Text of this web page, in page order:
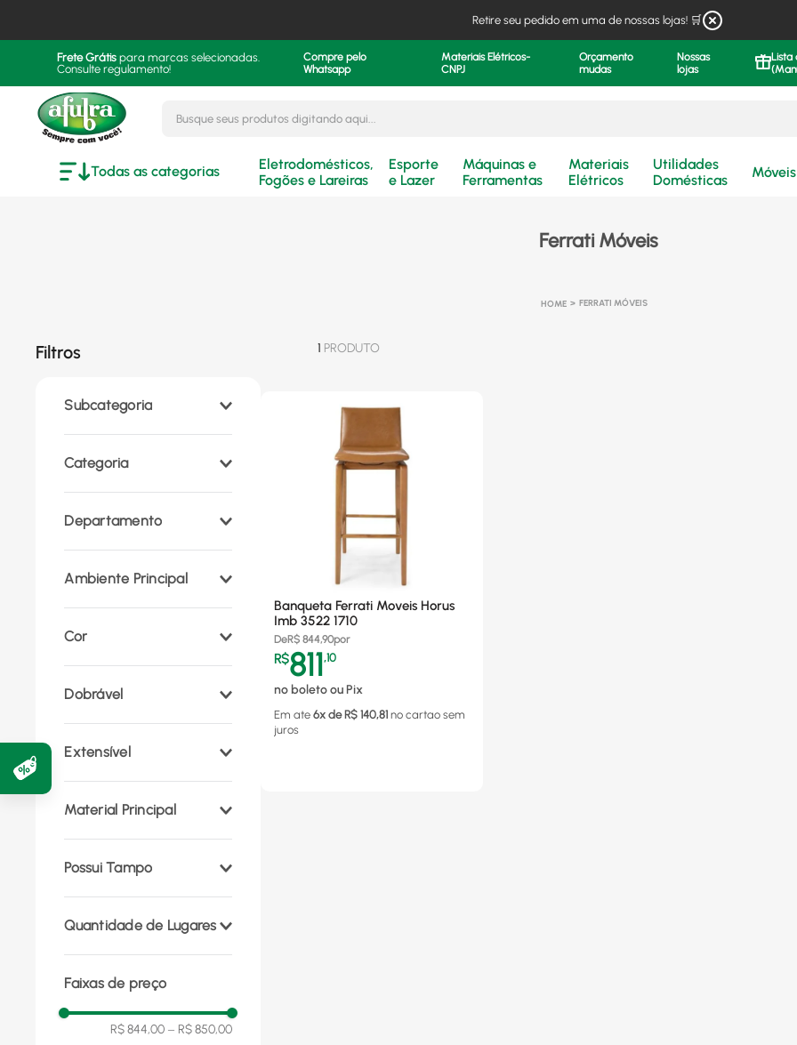
Retire seu pedido em uma de nossas lojas! 🛒
Frete Grátis para marcas selecionadas.
Consulte regulamento!
Compre pelo
Whatsapp
Materiais Elétricos-
CNPJ
Orçamento
mudas
Nossas
lojas
Lista
Todas as categorias
Eletrodomésticos,
Fogões e Lareiras
Esporte
e Lazer
Máquinas e
Ferramentas
Materiais
Elétricos
Utilidades
Domésticas
Móveis
Ferrati Móveis
FERRATI MÓVEIS
Filtros
Subcategoria
Categoria
Departamento
Ambiente Principal
Cor
Dobrável
Extensível
Material Principal
Possui Tampo
Quantidade de Lugares
Faixas de preço
R$ 844,00 – R$ 850,00
1 PRODUTO
Banqueta Ferrati Moveis Horus
Imb 3522 1710
DeR$ 844,90por
R$811,10
no boleto ou Pix
Em ate 6x de R$ 140,81 no cartao sem
juros